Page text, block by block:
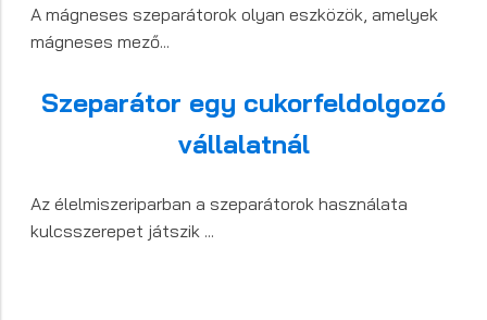
A mágneses szeparátorok olyan eszközök, amelyek
mágneses mező...
Szeparátor egy cukorfeldolgozó
vállalatnál
Az élelmiszeriparban a szeparátorok használata
kulcsszerepet játszik ...